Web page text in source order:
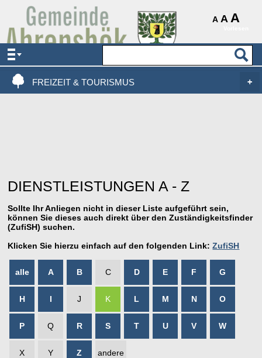
A A A
AKTUELLES & SERVICE
VERWALTUNG & POLITIK
FREIZEIT & TOURISMUS
DIENSTLEISTUNGEN A - Z
Sollte Ihr Anliegen nicht in dieser Liste aufgeführt sein,
können Sie dieses auch direkt über den Zuständigkeitsfinder
(ZufiSH) suchen.
Klicken Sie hierzu einfach auf den folgenden Link:ZufiSH
alle A B C D E F G
H I J K L M N O
P Q R S T U V W
X Y Z andere